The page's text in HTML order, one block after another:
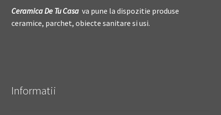
Ceramica DeTu Casava pune la dispozitie produse
ceramice, parchet, obiecte sanitare si usi.
Informatii